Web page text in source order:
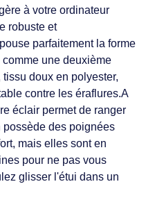
à votre ordinateur
robuste et
parfaitement la forme
une deuxième
doux en polyester,
contre les éraflures.A
éclair permet de ranger
des poignées
mais elles sont en
pour ne pas vous
glisser l'étui dans un